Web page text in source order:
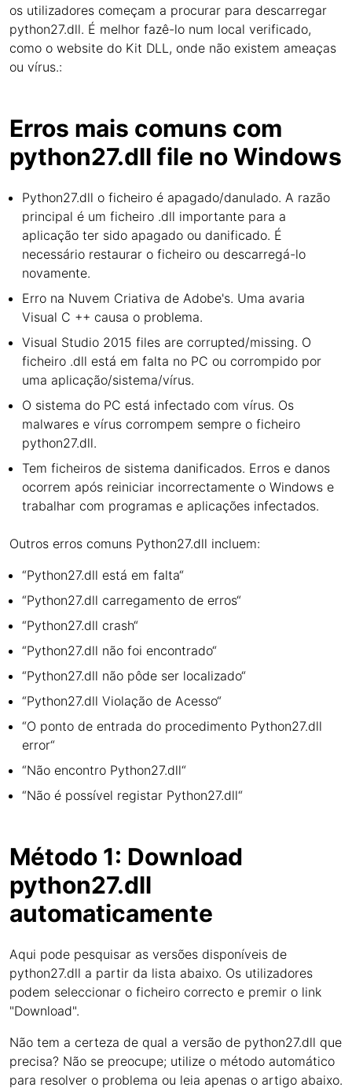
os utilizadores começam a procurar para descarregar
python27.dll. É melhor fazê-lo num local verificado,
como o website do Kit DLL, onde não existem ameaças
ou vírus.:
Erros mais comuns com
python27.dll file no Windows
Python27.dll o ficheiro é apagado/danulado. A razão
principal é um ficheiro .dll importante para a
aplicação ter sido apagado ou danificado. É
necessário restaurar o ficheiro ou descarregá-lo
novamente.
Erro na Nuvem Criativa de Adobe's. Uma avaria
Visual C ++ causa o problema.
Visual Studio 2015 files are corrupted/missing. O
ficheiro .dll está em falta no PC ou corrompido por
uma aplicação/sistema/vírus.
O sistema do PC está infectado com vírus. Os
malwares e vírus corrompem sempre o ficheiro
python27.dll.
Tem ficheiros de sistema danificados. Erros e danos
ocorrem após reiniciar incorrectamente o Windows e
trabalhar com programas e aplicações infectados.
Outros erros comuns Python27.dll incluem:
“Python27.dll está em falta“
“Python27.dll carregamento de erros“
“Python27.dll crash“
“Python27.dll não foi encontrado“
“Python27.dll não pôde ser localizado“
“Python27.dll Violação de Acesso“
“O ponto de entrada do procedimento Python27.dll
error“
“Não encontro Python27.dll“
“Não é possível registar Python27.dll“
Método 1: Download
python27.dll
automaticamente
Aqui pode pesquisar as versões disponíveis de
python27.dll a partir da lista abaixo. Os utilizadores
podem seleccionar o ficheiro correcto e premir o link
"Download".
Não tem a certeza de qual a versão de python27.dll que
precisa? Não se preocupe; utilize o método automático
para resolver o problema ou leia apenas o artigo abaixo.